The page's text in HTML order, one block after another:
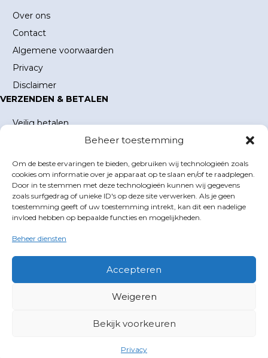
Beheer toestemming
Om de beste ervaringen te bieden, gebruiken wij technologieën zoals
cookies om informatie over je apparaat op te slaan en/of te raadplegen.
Door in te stemmen met deze technologieën kunnen wij gegevens
zoals surfgedrag of unieke ID's op deze site verwerken. Als je geen
toestemming geeft of uw toestemming intrekt, kan dit een nadelige
invloed hebben op bepaalde functies en mogelijkheden.
Beheer diensten
Accepteren
Weigeren
Bekijk voorkeuren
Privacy
Over ons
Contact
Algemene voorwaarden
Privacy
Disclaimer
VERZENDEN & BETALEN
Veilig betalen
Verzending en verzendkosten
MIJN ACCOUNT
Mijn account
Winkelwagen
GOLFBOEKEN.NL
E-mail
Volg ons
©2026 Golfboeken | Gebouwd metWP All-in